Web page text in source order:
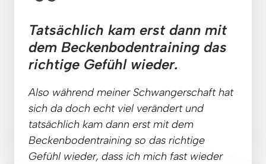
Tatsächlich kam erst dann mit
dem Beckenbodentraining das
richtige Gefühl wieder.
Also während meiner Schwangerschaft
hat
sich da doch echt viel verändert
tatsächlich kam dann erst mit
Beckenbodentraining so das
Gefühl wieder, dass ich mich fast
wieder